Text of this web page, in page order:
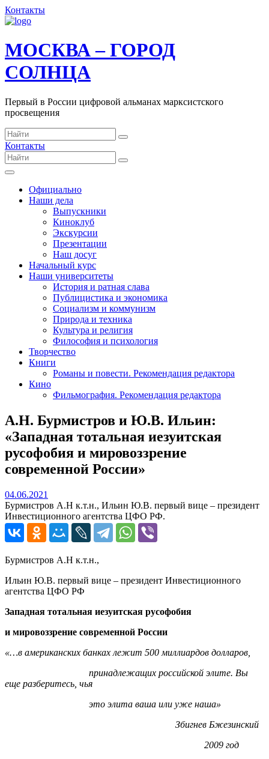
Контакты
МОСКВА – ГОРОД
СОЛНЦА
Первый в России цифровой альманах марксистского
просвещения
Контакты
Официально
Наши дела
Выпускники
Киноклуб
Экскурсии
Презентации
Наш досуг
Начальный курс
Наши университеты
История и ратная слава
Публицистика и экономика
Социализм и коммунизм
Природа и техника
Культура и религия
Философия и психология
Творчество
Книги
Романы и повести. Рекомендация редактора
Кино
Фильмография. Рекомендация редактора
А.Н. Бурмистров и Ю.В. Ильин:
«Западная тотальная иезуитская
русофобия и мировоззрение
современной России»
04.06.2021
Бурмистров А.Н к.т.н., Ильин Ю.В. первый вице – президент
Инвестиционного агентства ЦФО РФ.
Бурмистров А.Н к.т.н.,
Ильин Ю.В. первый вице – президент Инвестиционного
агентства ЦФО РФ
Западная тотальная иезуитская русофобия
и мировоззрение современной России
«…в американских банках лежит 500 миллиардов долларов,
принадлежащих российской элите. Вы
еще разберитесь, чья
это элита ваша или уже наша»
Збигнев Бжезинский
2009 год